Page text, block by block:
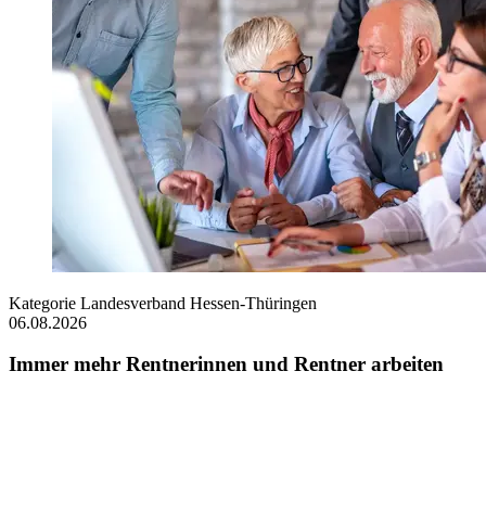
Kategorie Landesverband Hessen-Thüringen
06.08.2026
Immer mehr Rentnerinnen und Rentner arbeiten